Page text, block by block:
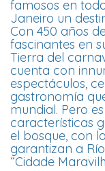
famosos en
Janeiro un
Con 450 años
fascinantes en
Tierra del
cuenta con
espectáculos,
gastronomía
mundial. Pero
características
el bosque, con
garantizan a
“Cidade